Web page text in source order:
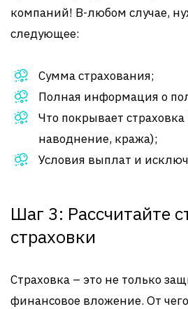
компаний! В-любом случае,
следующее:
Сумма страхования;
Полная информация о
Что покрывает
наводнение, кража);
Условия выплат и
Шаг 3: Рассчитайте
страховки
Страховка – это не только
финансовое вложение. От